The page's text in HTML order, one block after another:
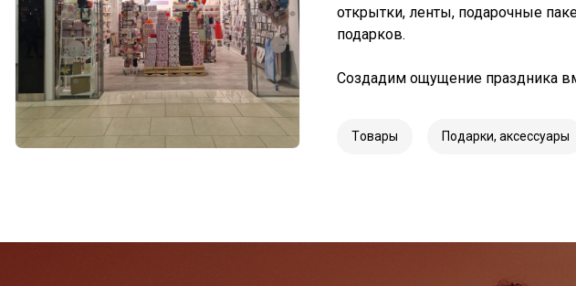
открытки, ленты, подарочные
подарков.
Создадим ощущение праздника
Tовары Подарки, аксессуары